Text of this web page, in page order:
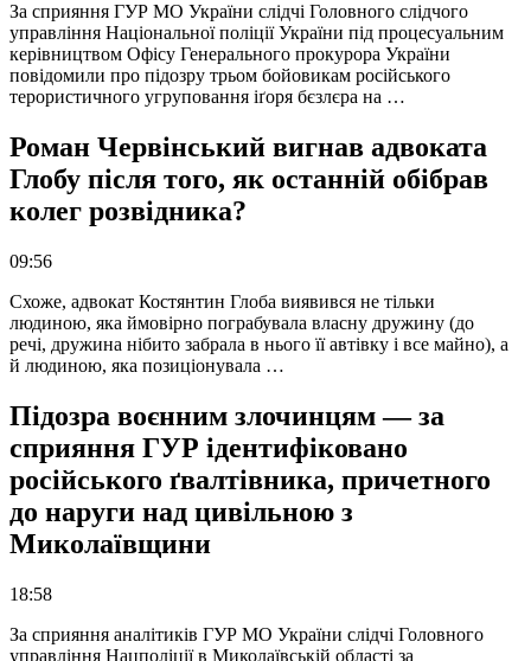
За сприяння ГУР МО України слідчі Головного слідчого
управління Національної поліції України під процесуальним
керівництвом Офісу Генерального прокурора України
повідомили про підозру трьом бойовикам російського
терористичного угруповання іґоря бєзлєра на …
Роман Червінський вигнав адвоката
Глобу після того, як останній обібрав
колег розвідника?
09:56
Схоже, адвокат Костянтин Глоба виявився не тільки
людиною, яка ймовірно пограбувала власну дружину (до
речі, дружина нібито забрала в нього її автівку і все майно), а
й людиною, яка позиціонувала …
Підозра воєнним злочинцям — за
сприяння ГУР ідентифіковано
російського ґвалтівника, причетного
до наруги над цивільною з
Миколаївщини
18:58
За сприяння аналітиків ГУР МО України слідчі Головного
управління Нацполіції в Миколаївській області за